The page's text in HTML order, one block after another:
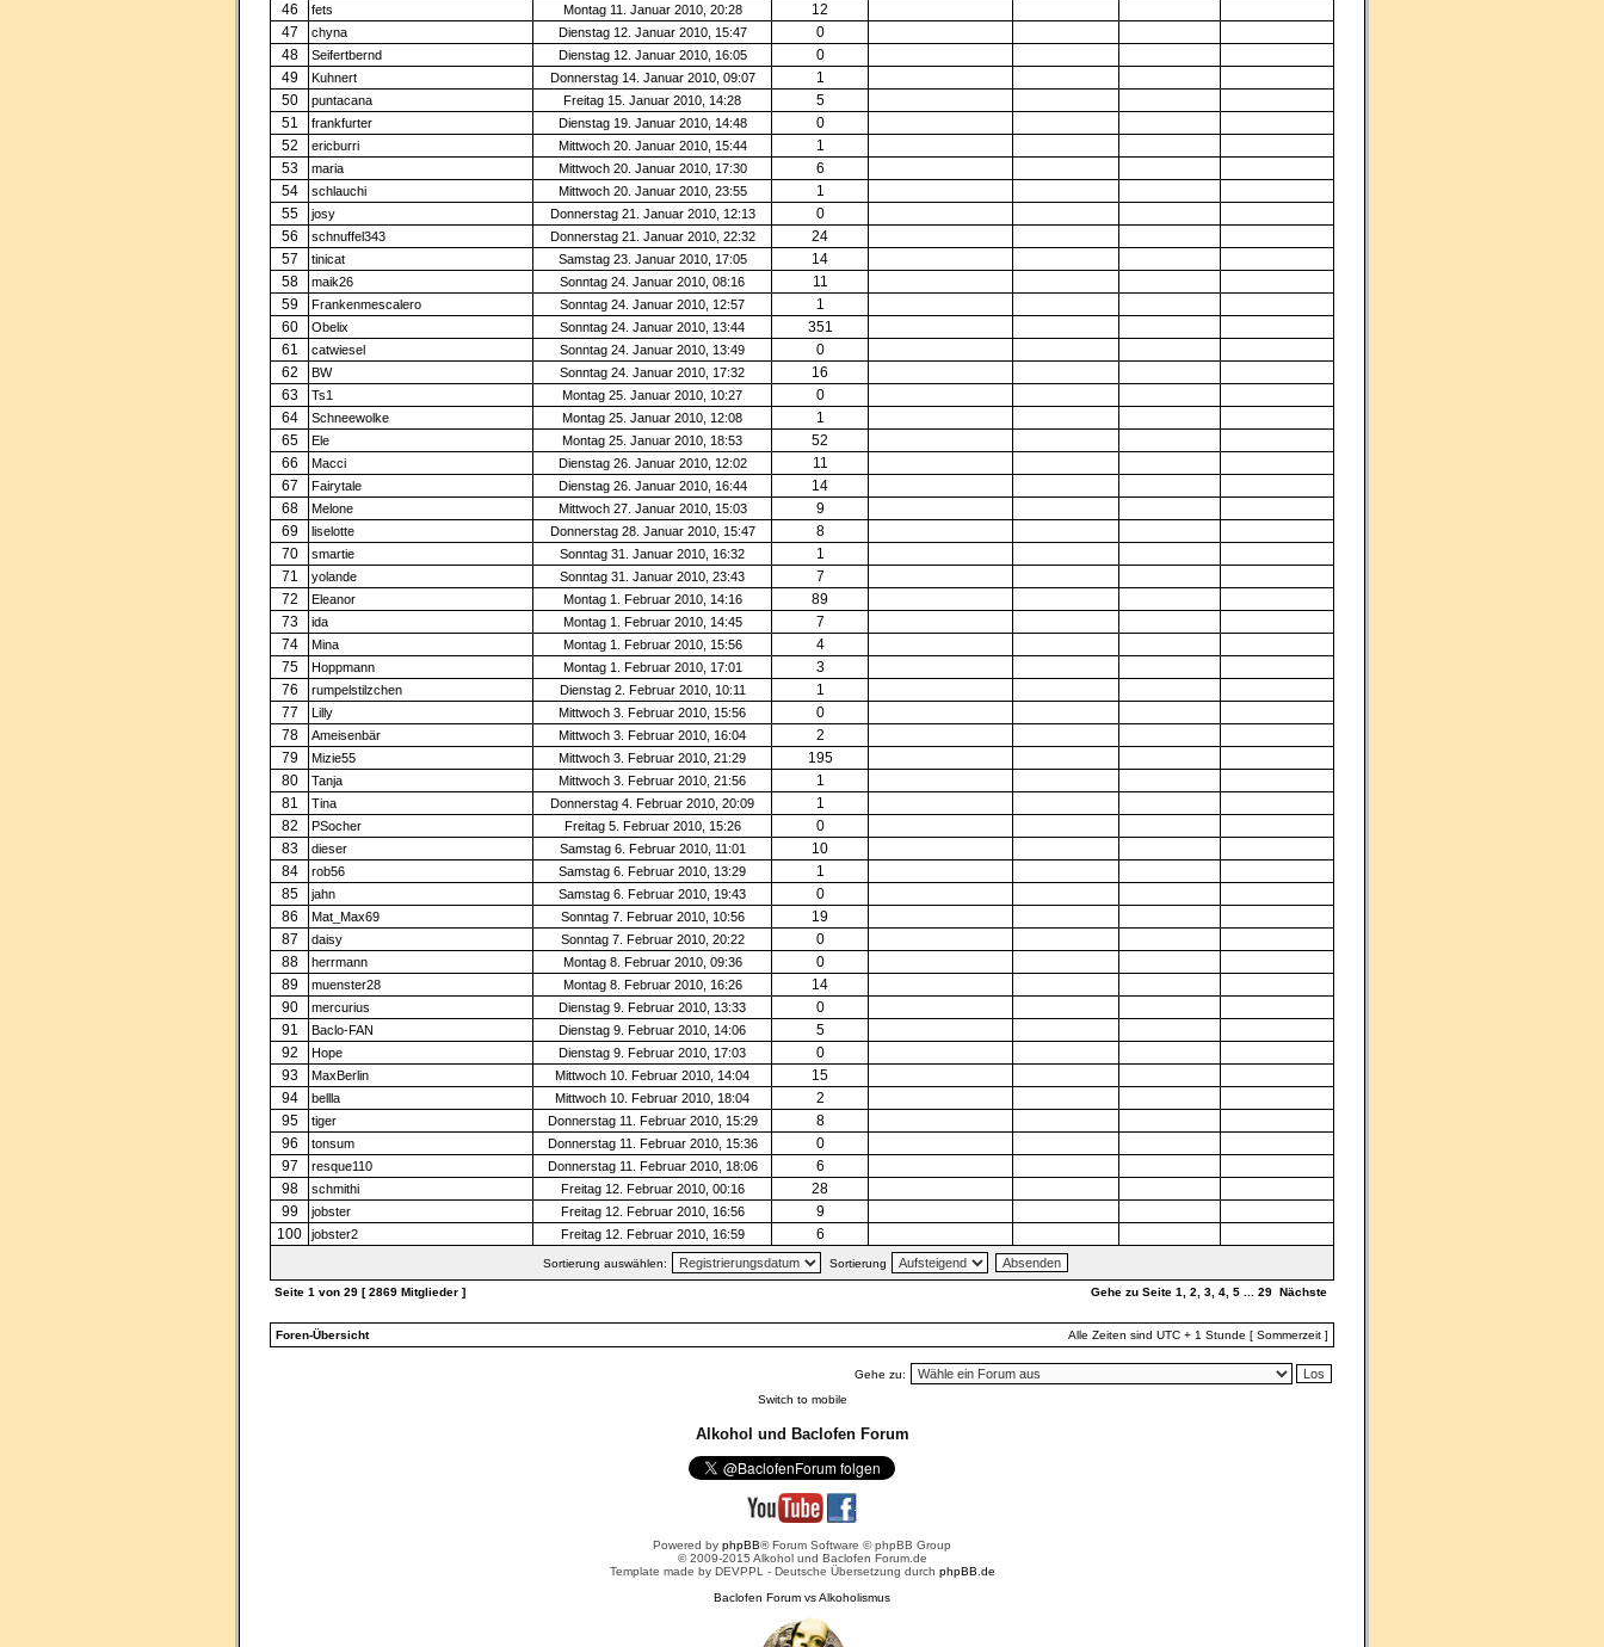
46
fets Montag 11. Januar 2010, 20:28
12
47
chyna Dienstag 12. Januar 2010, 15:47
0
48
Seifertbernd Dienstag 12. Januar 2010, 16:05
0
49
Kuhnert Donnerstag 14. Januar 2010, 09:07
1
50
puntacana Freitag 15. Januar 2010, 14:28
5
51
frankfurter Dienstag 19. Januar 2010, 14:48
0
52
ericburri Mittwoch 20. Januar 2010, 15:44
1
53
maria Mittwoch 20. Januar 2010, 17:30
6
54
schlauchi Mittwoch 20. Januar 2010, 23:55
1
55
josy Donnerstag 21. Januar 2010, 12:13
0
56
schnuffel343 Donnerstag 21. Januar 2010, 22:32
24
57
tinicat Samstag 23. Januar 2010, 17:05
14
58
maik26 Sonntag 24. Januar 2010, 08:16
11
59
Frankenmescalero Sonntag 24. Januar 2010, 12:57
1
60
Obelix Sonntag 24. Januar 2010, 13:44
351
61
catwiesel Sonntag 24. Januar 2010, 13:49
0
62
BW Sonntag 24. Januar 2010, 17:32
16
63
Ts1 Montag 25. Januar 2010, 10:27
0
64
Schneewolke Montag 25. Januar 2010, 12:08
1
65
Ele Montag 25. Januar 2010, 18:53
52
66
Macci Dienstag 26. Januar 2010, 12:02
11
67
Fairytale Dienstag 26. Januar 2010, 16:44
14
68
Melone Mittwoch 27. Januar 2010, 15:03
9
69
liselotte Donnerstag 28. Januar 2010, 15:47
8
70
smartie Sonntag 31. Januar 2010, 16:32
1
71
yolande Sonntag 31. Januar 2010, 23:43
7
72
Eleanor Montag 1. Februar 2010, 14:16
89
73
ida Montag 1. Februar 2010, 14:45
7
74
Mina Montag 1. Februar 2010, 15:56
4
75
Hoppmann Montag 1. Februar 2010, 17:01
3
76
rumpelstilzchen Dienstag 2. Februar 2010, 10:11
1
77
Lilly Mittwoch 3. Februar 2010, 15:56
0
78
Ameisenbär Mittwoch 3. Februar 2010, 16:04
2
79
Mizie55 Mittwoch 3. Februar 2010, 21:29
195
80
Tanja Mittwoch 3. Februar 2010, 21:56
1
81
Tina Donnerstag 4. Februar 2010, 20:09
1
82
PSocher Freitag 5. Februar 2010, 15:26
0
83
dieser Samstag 6. Februar 2010, 11:01
10
84
rob56 Samstag 6. Februar 2010, 13:29
1
85
jahn Samstag 6. Februar 2010, 19:43
0
86
Mat_Max69 Sonntag 7. Februar 2010, 10:56
19
87
daisy Sonntag 7. Februar 2010, 20:22
0
88
herrmann Montag 8. Februar 2010, 09:36
0
89
muenster28 Montag 8. Februar 2010, 16:26
14
90
mercurius Dienstag 9. Februar 2010, 13:33
0
91
Baclo-FAN Dienstag 9. Februar 2010, 14:06
5
92
Hope Dienstag 9. Februar 2010, 17:03
0
93
MaxBerlin Mittwoch 10. Februar 2010, 14:04
15
94
bellla Mittwoch 10. Februar 2010, 18:04
2
95
tiger Donnerstag 11. Februar 2010, 15:29
8
96
tonsum Donnerstag 11. Februar 2010, 15:36
0
97
resque110 Donnerstag 11. Februar 2010, 18:06
6
98
schmithi Freitag 12. Februar 2010, 00:16
28
99
jobster Freitag 12. Februar 2010, 16:56
9
100
jobster2 Freitag 12. Februar 2010, 16:59 6
Sortierung auswählen: Sortierung
Seite 1 von 29 [ 2869 Mitglieder ] Gehe zu Seite 1 2 3 4 5 29 Nächste
Foren-Übersicht Alle Zeiten sind UTC + 1 Stunde [ Sommerzeit ]
Gehe zu:
Switch to mobile
Alkohol und Baclofen Forum
Powered by phpBB® Forum Software © phpBB Group
© 2009-2015 Alkohol und Baclofen Forum.de
Template made by DEVPPL - Deutsche Übersetzung durch phpBB.de
Baclofen Forum vs Alkoholismus